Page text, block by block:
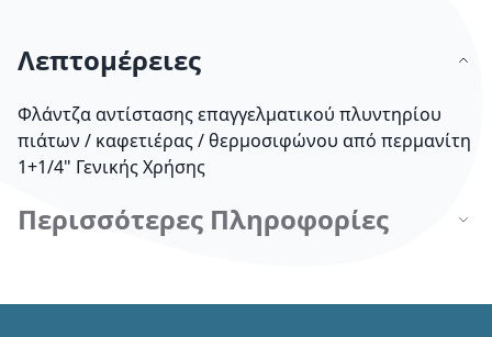
Λεπτομέρειες
Φλάντζα αντίστασης επαγγελματικού πλυντηρίου
πιάτων / καφετιέρας / θερμοσιφώνου από περμανίτη
1+1/4" Γενικής Χρήσης
Περισσότερες Πληροφορίες